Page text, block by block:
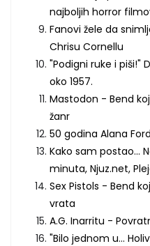
najboljih horror
Fanovi žele da
Chrisu Cornellu
"Podigni ruke i piši!"
oko 1957.
Mastodon - Bend
žanr
50 godina Alana
Kako sam postao...
minuta, Njuz.net,
Sex Pistols - Bend
vrata
A.G. Inarritu -
"Bilo jednom u...